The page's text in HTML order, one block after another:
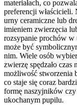
materiałach, co
preferencji właścicieli.
urny ceramiczne lub
imieniem zwierzęcia
rozsypanie prochów w
może być
nim. Wiele osób
zwierzę spędzało
możliwość stworzenia
co staje się coraz
formę naszyjników
ukochanym pupilu.